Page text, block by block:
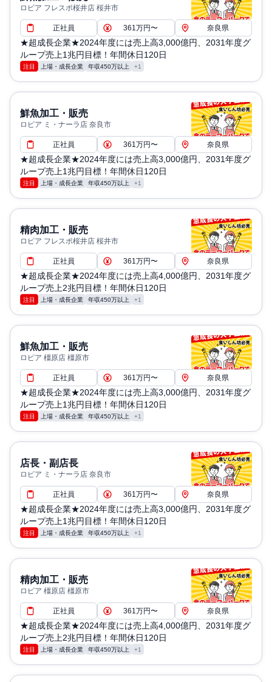
ロピア フレスポ桜井店 桜井市
正社員 361万円〜 奈良県
★超成長企業★2024年度には売上高3,000億円、2031年度グ
ループ売上1兆円目標！年間休日120日
注目 上場・成長企業 年収450万以上 +1
鮮魚加工・販売
ロピア ミ・ナーラ店 奈良市
正社員 361万円〜 奈良県
★超成長企業★2024年度には売上高3,000億円、2031年度グ
ループ売上1兆円目標！年間休日120日
注目 上場・成長企業 年収450万以上 +1
精肉加工・販売
ロピア フレスポ桜井店 桜井市
正社員 361万円〜 奈良県
★超成長企業★2024年度には売上高4,000億円、2031年度グ
ループ売上2兆円目標！年間休日120日
注目 上場・成長企業 年収450万以上 +1
鮮魚加工・販売
ロピア 橿原店 橿原市
正社員 361万円〜 奈良県
★超成長企業★2024年度には売上高3,000億円、2031年度グ
ループ売上1兆円目標！年間休日120日
注目 上場・成長企業 年収450万以上 +1
店長・副店長
ロピア ミ・ナーラ店 奈良市
正社員 361万円〜 奈良県
★超成長企業★2024年度には売上高3,000億円、2031年度グ
ループ売上1兆円目標！年間休日120日
注目 上場・成長企業 年収450万以上 +1
精肉加工・販売
ロピア 橿原店 橿原市
正社員 361万円〜 奈良県
★超成長企業★2024年度には売上高4,000億円、2031年度グ
ループ売上2兆円目標！年間休日120日
注目 上場・成長企業 年収450万以上 +1